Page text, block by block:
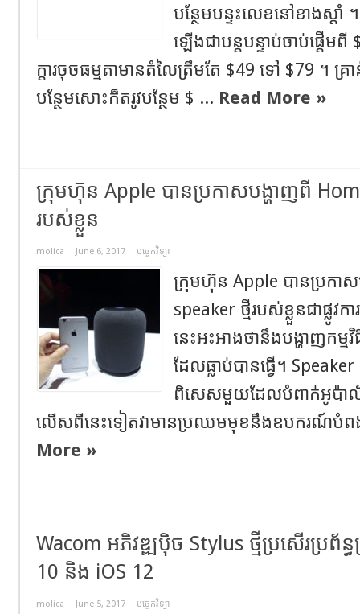
បន្ថែមបន្ទះលេខនៅខាងស្ដាំ
ឡើងជាបន្តបន្ទាប់ចាប់ផ្ដើម
ក្ដារចុចធម្មតាមានតំលៃត្រឹមតែ $49 ទៅ $79 ។ គ្រា
បន្ថែមសោះក៏តរូវបន្ថែម $ ... Read More »
ក្រុមហ៊ុន Apple បានប្រកាសបង្ហាញពី
របស់ខ្លួន
molica June 6, 2017 បច្ចេកវិទ្យា
ក្រុមហ៊ុន Apple បានប្រកា
speaker ថ្មីរបស់ខ្លួនជាផ្លូវក
នេះអះអាងថានឹងបង្ហាញកម្មវិ
ដែលធ្លាប់បានធ្វើ។
ពិសេសមួយដែលបំពាក់អូប៉ាល័
លើសពីនេះទៀតវាមានប្រឈមមុខនឹងឧបករណ៍
More »
Wacom អភិវឌ្ឍបុិច Stylus ថ្មីប្រសើរប្រព័ន្
10 និង iOS 12
molica June 5, 2017 បច្ចេកវិទ្យា